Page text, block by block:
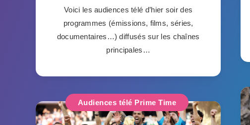
Voici les audiences télé d’hier soir des
programmes (émissions, films, séries,
documentaires…) diffusés sur les chaînes
principales…
Audiences télé Prime Time